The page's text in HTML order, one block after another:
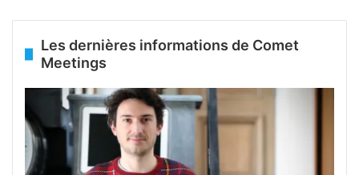
Les dernières informations de Comet
Meetings